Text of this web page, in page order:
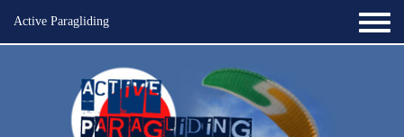
Active Paragliding